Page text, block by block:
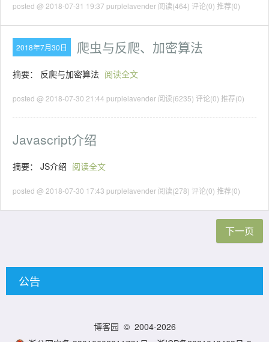
posted @ 2018-07-31 19:37 purplelavender 阅读(464) 评论(0) 推荐(0)
2018年7月30日 爬虫与反爬、加密算法
摘要： 反爬与加密算法 阅读全文
posted @ 2018-07-30 21:44 purplelavender 阅读(6235) 评论(0) 推荐(0)
Javascript介绍
摘要： JS介绍 阅读全文
posted @ 2018-07-30 17:43 purplelavender 阅读(278) 评论(0) 推荐(0)
下一页
公告
博客园 © 2004-2026